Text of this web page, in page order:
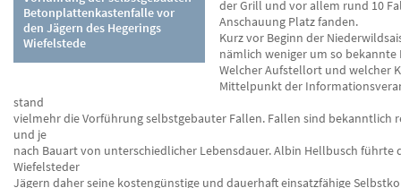
Betonplattenkastenfalle vor
den Jägern des Hegerings
Wiefelstede
der Grill und vor allem rund 10
Anschauung Platz fanden.
Kurz vor Beginn der
nämlich weniger um so bekannte
Welcher Aufstellort und welcher
Mittelpunkt der
stand
vielmehr die Vorführung selbstgebauter Fallen. Fallen sind bekanntlich
und je
nach Bauart von unterschiedlicher Lebensdauer. Albin Hellbusch führte
Wiefelsteder
Jägern daher seine kostengünstige und dauerhaft einsatzfähige